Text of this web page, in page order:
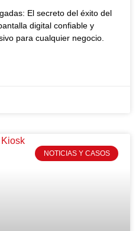
El secreto del éxito del
digital confiable y
para cualquier negocio.
NOTICIAS Y CASOS